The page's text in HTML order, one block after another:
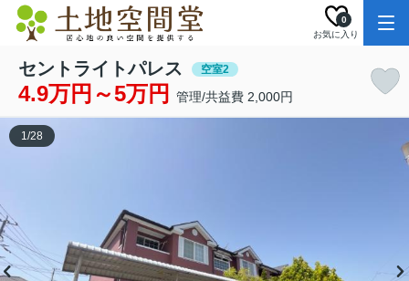
お気に入り
0
セントライトパレス 空室2
4.9万円～5万円 管理/共益費 2,000円
1/28